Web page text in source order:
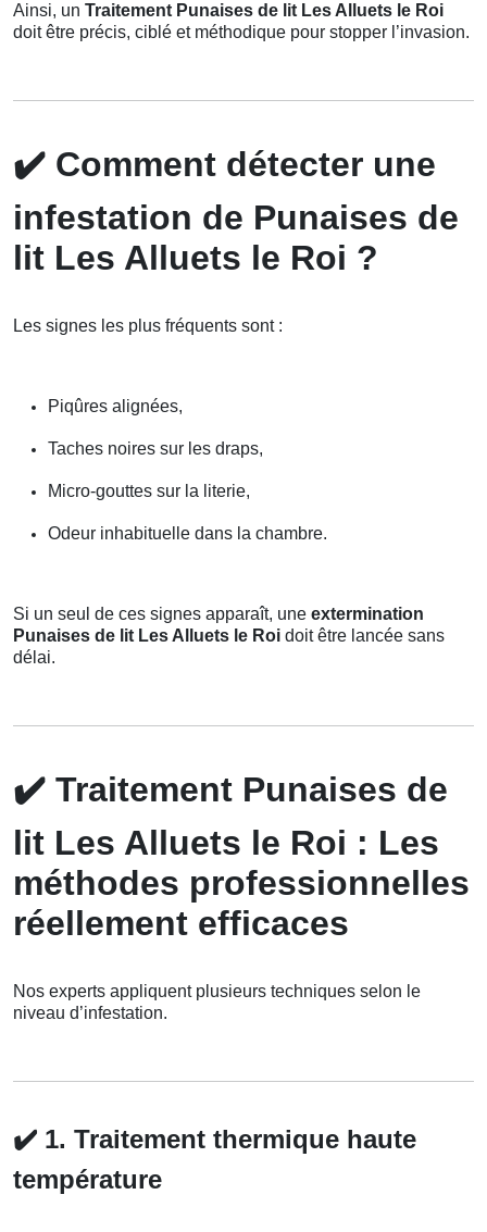
Ainsi, un Traitement Punaises de lit Les Alluets le Roi
doit être précis, ciblé et méthodique pour stopper l’invasion.
✔️ Comment détecter une
infestation de Punaises de
lit Les Alluets le Roi ?
Les signes les plus fréquents sont :
Piqûres alignées,
Taches noires sur les draps,
Micro-gouttes sur la literie,
Odeur inhabituelle dans la chambre.
Si un seul de ces signes apparaît, une extermination
Punaises de lit Les Alluets le Roi doit être lancée sans
délai.
✔️ Traitement Punaises de
lit Les Alluets le Roi : Les
méthodes professionnelles
réellement efficaces
Nos experts appliquent plusieurs techniques selon le
niveau d’infestation.
✔️ 1. Traitement thermique haute
température